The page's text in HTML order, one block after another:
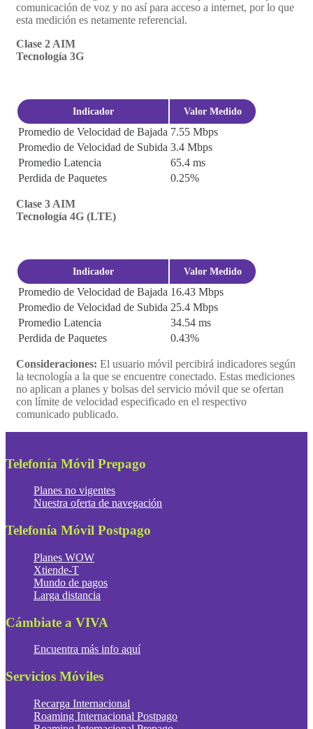
comunicación de voz y no así para acceso a internet, por lo que
esta medición es netamente referencial.
Clase 2 AIM
Tecnología 3G
Indicador Valor Medido
Promedio de Velocidad de Bajada 7.55 Mbps
Promedio de Velocidad de Subida 3.4 Mbps
Promedio Latencia
65.4 ms
Perdida de Paquetes
0.25%
Clase 3 AIM
Tecnología 4G (LTE)
Indicador Valor Medido
Promedio de Velocidad de Bajada 16.43 Mbps
Promedio de Velocidad de Subida 25.4 Mbps
Promedio Latencia
34.54 ms
Perdida de Paquetes
0.43%
Consideraciones: El usuario móvil percibirá indicadores según
la tecnología a la que se encuentre conectado. Estas mediciones
no aplican a planes y bolsas del servicio móvil que se ofertan
con límite de velocidad especificado en el respectivo
comunicado publicado.
Telefonía Móvil Prepago
Planes no vigentes
Nuestra oferta de navegación
Telefonía Móvil Postpago
Planes WOW
Xtiende-T
Mundo de pagos
Larga distancia
Cámbiate a VIVA
Encuentra más info aquí
Servicios Móviles
Recarga Internacional
Roaming Internacional Postpago